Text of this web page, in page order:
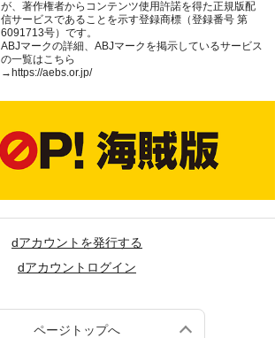
が、著作権者からコンテンツ使用許諾を得た正規版配
信サービスであることを示す登録商標（登録番号 第
6091713号）です。
ABJマークの詳細、ABJマークを掲示しているサービス
の一覧はこちら
→https://aebs.or.jp/
dアカウントを発行する
dアカウントログイン
ページトップへ